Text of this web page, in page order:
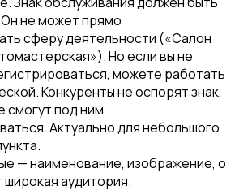
не может прямо
сферу деятельности («Салон
Но если вы не
можете работать
Конкуренты не оспорят знак,
смогут под ним
Актуально для небольшого
— наименование, изображение, о
широкая аудитория.